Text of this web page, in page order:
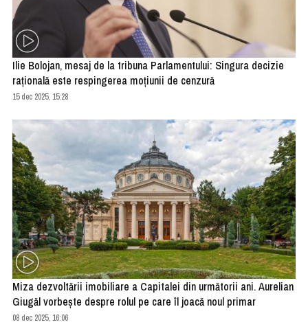
Ilie Bolojan, mesaj de la tribuna Parlamentului: Singura decizie
raţională este respingerea moţiunii de cenzură
15 dec 2025, 15:28
Miza dezvoltării imobiliare a Capitalei din următorii ani. Aurelian
Giugăl vorbește despre rolul pe care îl joacă noul primar
08 dec 2025, 16:06